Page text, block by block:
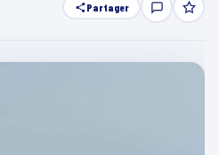
Partager